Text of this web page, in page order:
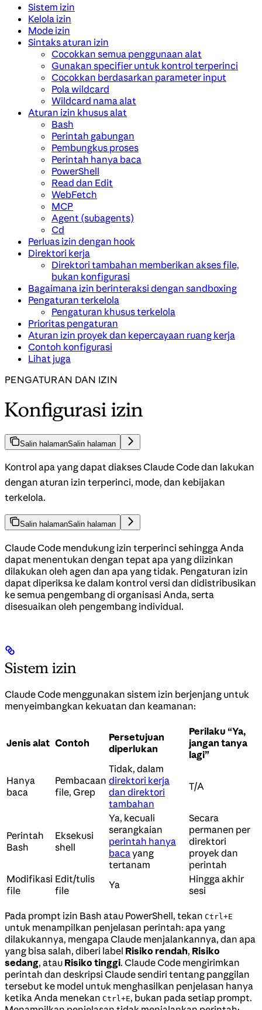
Sistem izin
Kelola izin
Mode izin
Sintaks aturan izin
Cocokkan semua penggunaan alat
Gunakan specifier untuk kontrol terperinci
Cocokkan berdasarkan parameter input
Pola wildcard
Wildcard nama alat
Aturan izin khusus alat
Bash
Perintah gabungan
Pembungkus proses
Perintah hanya baca
PowerShell
Read dan Edit
WebFetch
MCP
Agent (subagents)
Cd
Perluas izin dengan hook
Direktori kerja
Direktori tambahan memberikan akses file,
bukan konfigurasi
Bagaimana izin berinteraksi dengan sandboxing
Pengaturan terkelola
Pengaturan khusus terkelola
Prioritas pengaturan
Aturan izin proyek dan kepercayaan ruang kerja
Contoh konfigurasi
Lihat juga
PENGATURAN DAN IZIN
Konfigurasi izin
Salin halamanSalin halaman
Kontrol apa yang dapat diakses Claude Code dan lakukan
dengan aturan izin terperinci, mode, dan kebijakan
terkelola.
Salin halamanSalin halaman
Claude Code mendukung izin terperinci sehingga Anda
dapat menentukan dengan tepat apa yang diizinkan
dilakukan oleh agen dan apa yang tidak. Pengaturan izin
dapat diperiksa ke dalam kontrol versi dan didistribusikan
ke semua pengembang di organisasi Anda, serta
disesuaikan oleh pengembang individual.
Sistem izin
Claude Code menggunakan sistem izin berjenjang untuk
menyeimbangkan kekuatan dan keamanan:
Jenis alat Contoh
Persetujuan
diperlukan
Perilaku “Ya,
jangan tanya
lagi”
Hanya
baca
Pembacaan
file, Grep
Tidak, dalam
direktori kerja
dan direktori
tambahan
T/A
Perintah
Bash
Eksekusi
shell
Ya, kecuali
serangkaian
perintah hanya
baca yang
tertanam
Secara
permanen per
direktori
proyek dan
perintah
Modifikasi
file
Edit/tulis
file
Ya
Hingga akhir
sesi
Pada prompt izin Bash atau PowerShell, tekan Ctrl+E
untuk menampilkan penjelasan perintah: apa yang
dilakukannya, mengapa Claude menjalankannya, dan apa
yang bisa salah, diberi label Risiko rendah, Risiko
sedang, atau Risiko tinggi. Claude Code mengirimkan
perintah dan deskripsi Claude sendiri tentang panggilan
tersebut ke model untuk menghasilkan penjelasan hanya
ketika Anda menekan Ctrl+E, bukan pada setiap prompt.